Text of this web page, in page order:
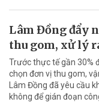
Lâm Đồng đẩy
thu gom, xử lý
Trước thực tế gần 30%
chọn đơn vị thu gom,
Lâm Đồng đã yêu cầu
không để gián đoạn